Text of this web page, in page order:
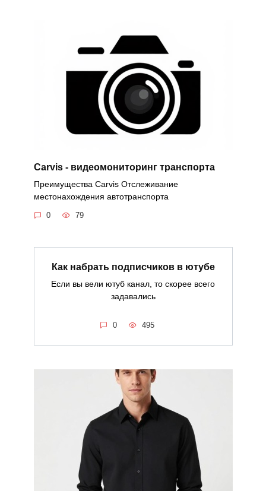
Carvis - видеомониторинг транспорта
Преимущества Carvis Отслеживание
местонахождения автотранспорта
0 79
Как набрать подписчиков в ютубе
Если вы вели ютуб канал, то скорее всего
задавались
0 495